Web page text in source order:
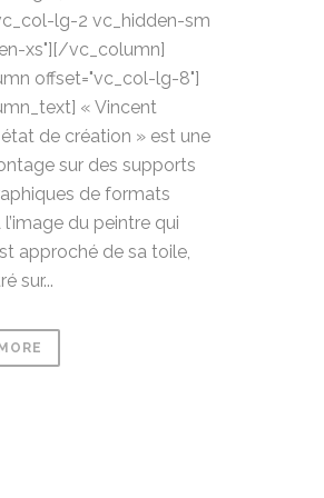
lg-2 vc_hidden-sm
xs"][/vc_column]
offset="vc_col-lg-8"]
« Vincent
état de création » est une
sur des supports
de formats
l’image du peintre qui
approché de sa toile,
sur...